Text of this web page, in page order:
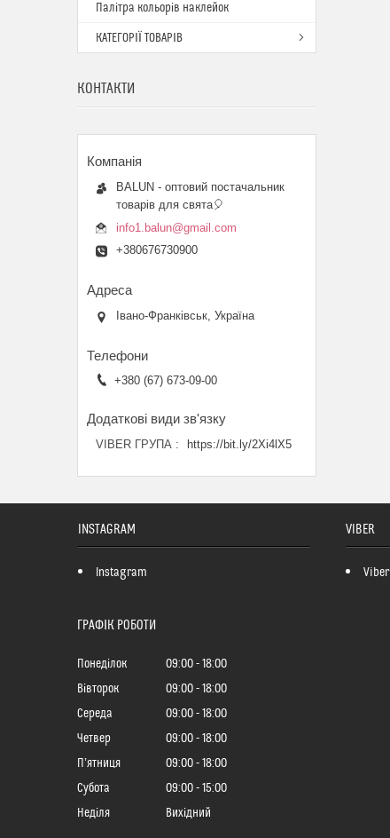
Палітра кольорів наклейок
КАТЕГОРІЇ ТОВАРІВ
КОНТАКТИ
BALUN - оптовий постачальник
товарів для свята🎈
info1.balun@gmail.com
+380676730900
Івано-Франківськ, Україна
+380 (67) 673-09-00
VIBER ГРУПА https://bit.ly/2Xi4lX5
INSTAGRAM
Instagram
VIBER
Viber
ГРАФІК РОБОТИ
Понеділок 09:00
18:00
Вівторок
09:00
18:00
Середа
09:00
18:00
Четвер
09:00
18:00
Пʼятниця
09:00
18:00
Субота
09:00
15:00
Неділя
Вихідний